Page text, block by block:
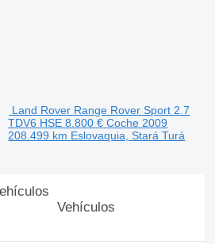
Land Rover Range Rover Sport 2.7
TDV6 HSE 8.800 € Coche 2009
208.499 km Eslovaquia, Stará Turá
Vehículos